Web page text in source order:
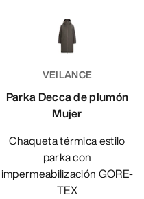
VEILANCE
Parka Decca de plumón
Mujer
Chaqueta térmica estilo
parka con
impermeabilización GORE-
TEX